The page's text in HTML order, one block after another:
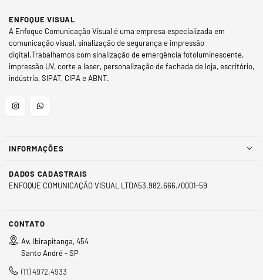
ENFOQUE VISUAL
A Enfoque Comunicação Visual é uma empresa especializada em
comunicação visual, sinalização de segurança e impressão
digital.Trabalhamos com sinalização de emergência fotoluminescente,
impressão UV, corte a laser, personalização de fachada de loja, escritório,
indústria, SIPAT, CIPA e ABNT.
InstagramWhatsapp
INFORMAÇÕES
DADOS CADASTRAIS
ENFOQUE COMUNICAÇÃO VISUAL LTDA53.982.666./0001-59
CONTATO
Av. Ibirapitanga, 454
Santo André - SP
(11) 4972.4933